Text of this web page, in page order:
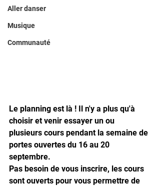
Aller danser
Musique
Communauté
Le planning est là ! Il n'y a plus qu'à
choisir et venir essayer un ou
plusieurs cours pendant la semaine de
portes ouvertes du 16 au 20
septembre.
Pas besoin de vous inscrire, les cours
sont ouverts pour vous permettre de